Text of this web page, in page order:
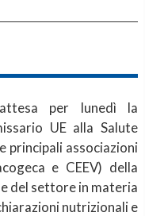
per lunedì la
UE alla Salute
principali associazioni
e CEEV) della
del settore in materia
nutrizionali e